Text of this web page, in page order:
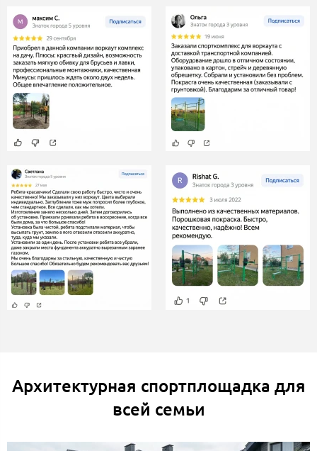
Архитектурная спортплощадка для
всей семьи